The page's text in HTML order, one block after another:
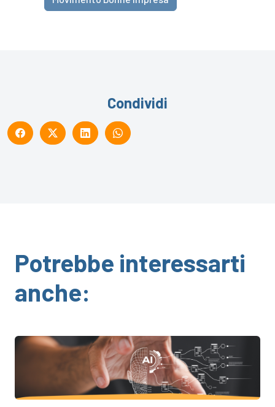
Condividi
Potrebbe interessarti
anche: